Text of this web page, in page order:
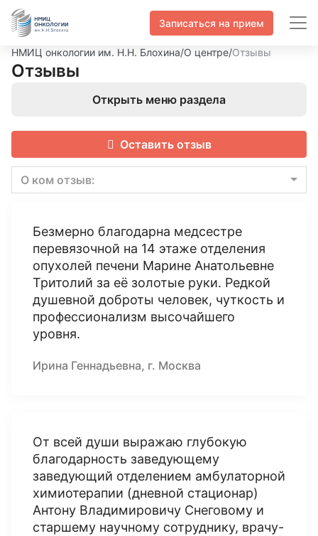
Записаться на прием
НМИЦ онкологии им. Н.Н. Блохина/О центре/Отзывы
Отзывы
Открыть меню раздела
Оставить отзыв
О ком отзыв:
Безмерно благодарна медсестре
перевязочной на 14 этаже отделения
опухолей печени Марине Анатольевне
Тритолий за её золотые руки. Редкой
душевной доброты человек, чуткость и
профессионализм высочайшего
уровня.
Ирина Геннадьевна, г. Москва
От всей души выражаю глубокую
благодарность заведующему
заведующий отделением амбулаторной
химиотерапии (дневной стационар)
Антону Владимировичу Снеговому и
старшему научному сотруднику, врачу-